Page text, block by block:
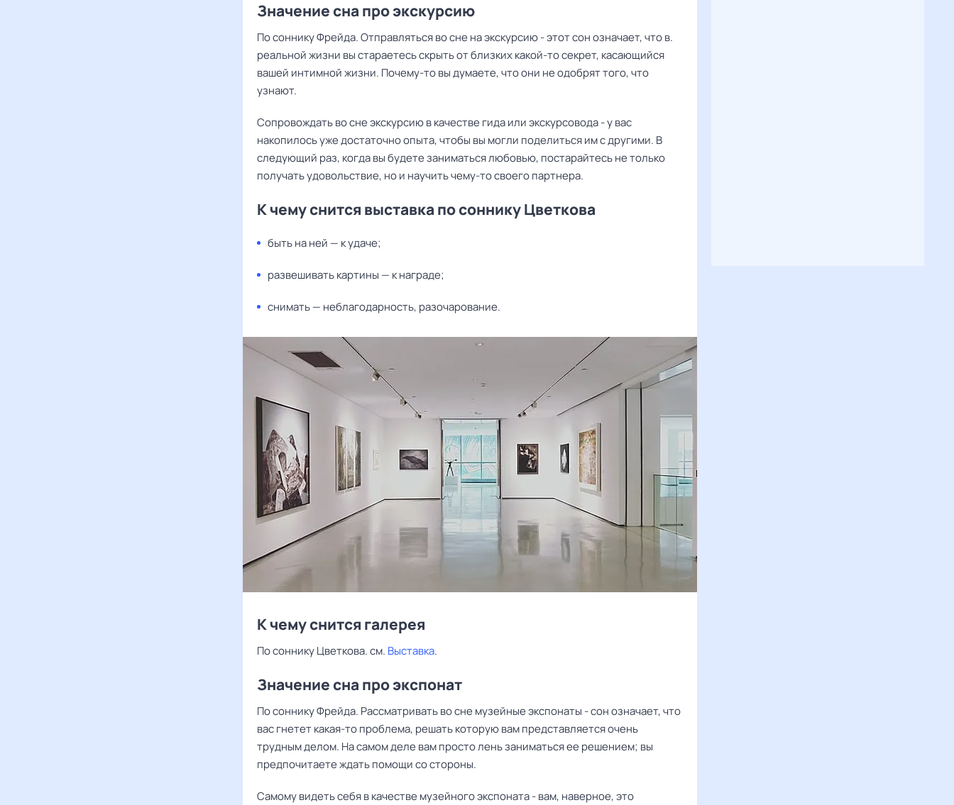
Значение сна про экскурсию
По соннику Фрейда. Отправляться во сне на экскурсию - этот сон означает, что в.
реальной жизни вы стараетесь скрыть от близких какой-то секрет, касающийся
вашей интимной жизни. Почему-то вы думаете, что они не одобрят того, что
узнают.
Сопровождать во сне экскурсию в качестве гида или экскурсовода - у вас
накопилось уже достаточно опыта, чтобы вы могли поделиться им с другими. В
следующий раз, когда вы будете заниматься любовью, постарайтесь не только
получать удовольствие, но и научить чему-то своего партнера.
К чему снится выставка по соннику Цветкова
быть на ней — к удаче;
развешивать картины — к награде;
снимать — неблагодарность, разочарование.
К чему снится галерея
По соннику Цветкова. см. Выставка.
Значение сна про экспонат
По соннику Фрейда. Рассматривать во сне музейные экспонаты - сон означает, что
вас гнетет какая-то проблема, решать которую вам представляется очень
трудным делом. На самом деле вам просто лень заниматься ее решением; вы
предпочитаете ждать помощи со стороны.
Самому видеть себя в качестве музейного экспоната - вам, наверное, это